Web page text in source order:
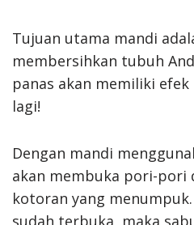
Tujuan utama mandi
membersihkan tubuh
panas akan memiliki
lagi!
Dengan mandi
akan membuka pori-pori
kotoran yang
sudah terbuka, maka